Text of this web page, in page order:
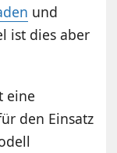
und
ist dies aber
eine
den Einsatz